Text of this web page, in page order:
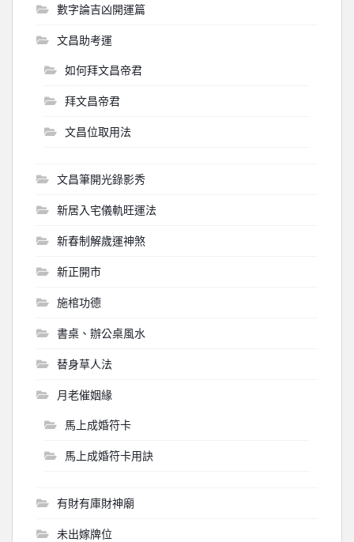
數字論吉凶開運篇
文昌助考運
如何拜文昌帝君
拜文昌帝君
文昌位取用法
文昌筆開光錄影秀
新居入宅儀軌旺運法
新春制解歲運神煞
新正開市
施棺功德
書桌、辦公桌風水
替身草人法
月老催姻緣
馬上成婚符卡
馬上成婚符卡用訣
有財有庫財神廟
未出嫁牌位